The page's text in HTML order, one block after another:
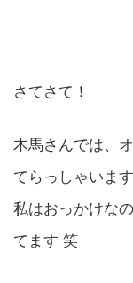
さてさて！
木馬さんでは、
てらっしゃいま
私はおっかけな
てます 笑